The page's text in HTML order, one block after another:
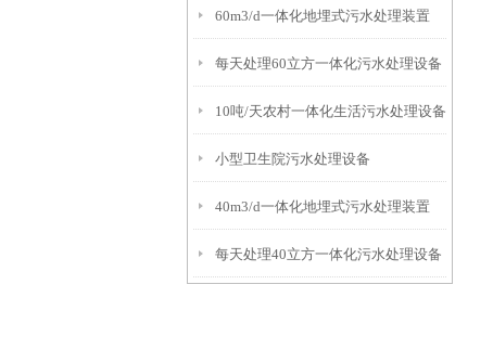
60m3/d一体化地埋式污水处理装置
每天处理60立方一体化污水处理设备
10吨/天农村一体化生活污水处理设备
小型卫生院污水处理设备
40m3/d一体化地埋式污水处理装置
每天处理40立方一体化污水处理设备